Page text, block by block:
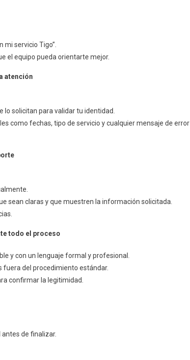
mi servicio Tigo”.
el equipo pueda orientarte mejor.
atención
solicitan para validar tu identidad.
como fechas, tipo de servicio y cualquier mensaje de error
sean claras y que muestren la información solicitada.
todo el proceso
y con un lenguaje formal y profesional.
fuera del procedimiento estándar.
confirmar la legitimidad.
de finalizar.